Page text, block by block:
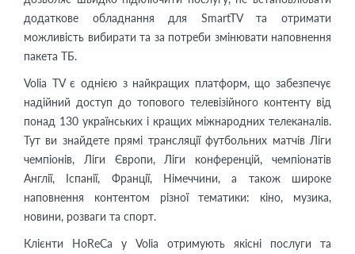
додаткове обладнання для SmartTV та отримати
можливість вибирати та за потреби змінювати наповнення
пакета ТБ.
Volia TV є однією з найкращих платформ, що забезпечує
надійний доступ до топового телевізійного контенту від
понад 130 українських і кращих міжнародних телеканалів.
Тут ви знайдете прямі трансляції футбольних матчів Ліги
чемпіонів, Ліги Європи, Ліги конференцій, чемпіонатів
Англії, Іспанії, Франції, Німеччини, а також широке
наповнення контентом різної тематики: кіно, музика,
новини, розваги та спорт.
Клієнти HoReCa у Volia отримують якісні послуги та